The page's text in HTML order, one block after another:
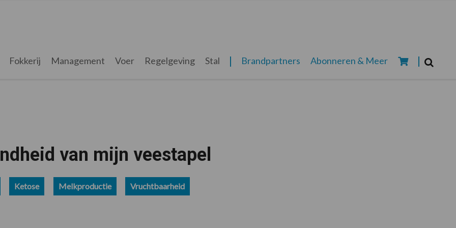
Fokkerij Management Voer Regelgeving Stal Brandpartners Abonneren & Meer
van mijn veestapel
Ketose Melkproductie Vruchtbaarheid